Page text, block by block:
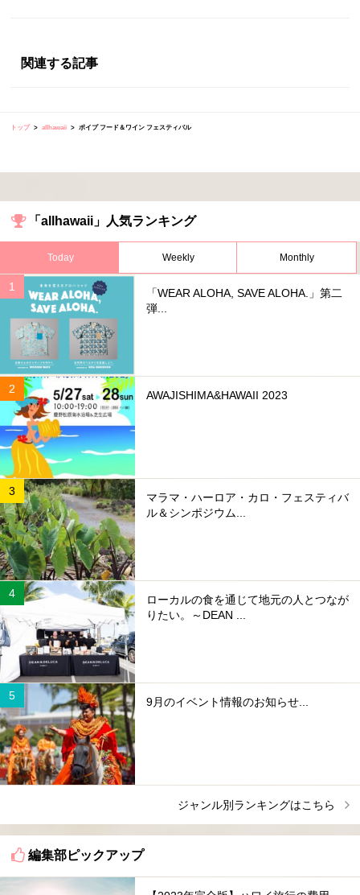
関連する記事
トップ allhawaii ポイプ フード＆ワイン フェスティバル
「allhawaii」人気ランキング
Today Weekly Monthly
「WEAR ALOHA, SAVE ALOHA.」第二
弾...
AWAJISHIMA&HAWAII 2023
マラマ・ハーロア・カロ・フェスティバ
ル＆シンポジウム...
ローカルの食を通じて地元の人とつなが
りたい。～DEAN ...
9月のイベント情報のお知らせ...
ジャンル別ランキングはこちら
編集部ピックアップ